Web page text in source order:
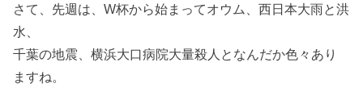
さて、先週は、W杯から始まってオウム、西日本大雨と洪
水、
千葉の地震、横浜大口病院大量殺人となんだか色々あり
ますね。